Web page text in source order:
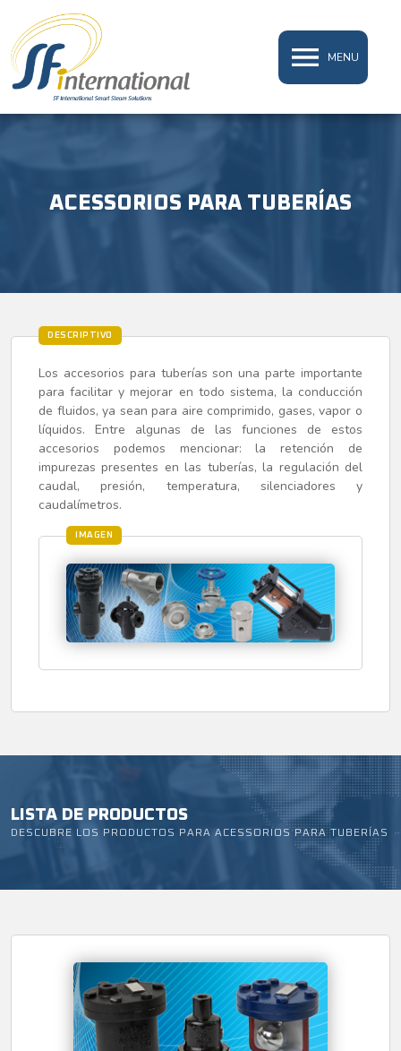
MENU
ACESSORIOS PARA TUBERÍAS
DESCRIPTIVO
Los accesorios para tuberías son una parte importante
para facilitar y mejorar en todo sistema, la conducción
de fluidos, ya sean para aire comprimido, gases, vapor o
líquidos. Entre algunas de las funciones de estos
accesorios podemos mencionar: la retención de
impurezas presentes en las tuberías, la regulación del
caudal, presión, temperatura, silenciadores y
caudalímetros.
IMAGEN
LISTA DE PRODUCTOS
DESCUBRE LOS PRODUCTOS PARA ACESSORIOS PARA TUBERÍAS